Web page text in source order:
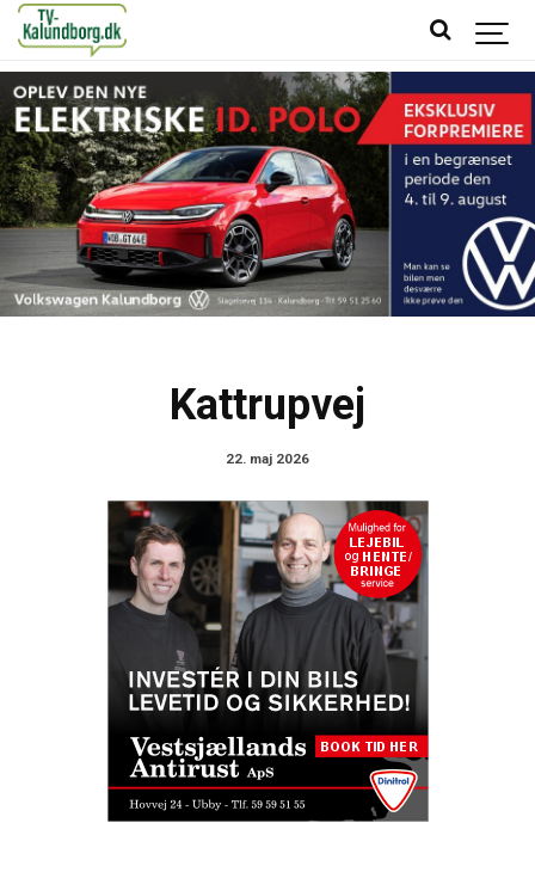
Kattrupvej
22. maj 2026